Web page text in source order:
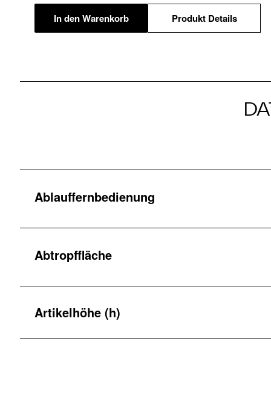
In den Warenkorb Produkt Details
Ablauffernbedienung
Abtropffläche
Artikelhöhe (h)